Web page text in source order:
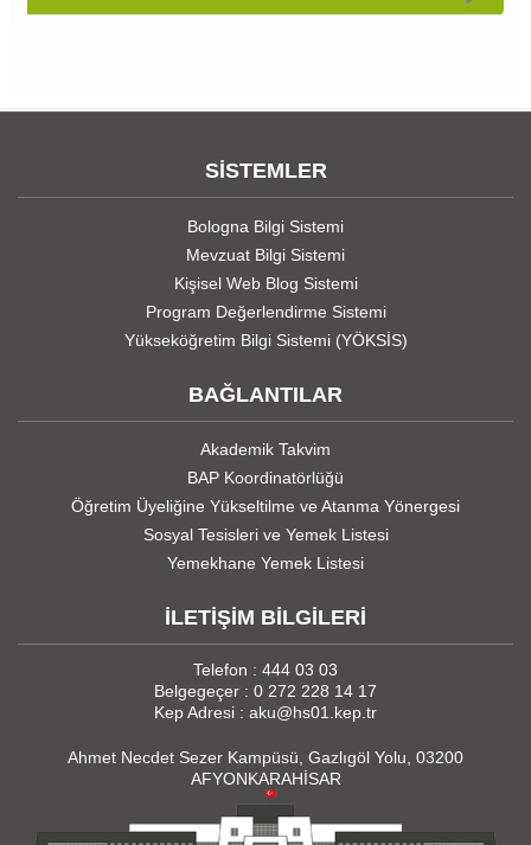
SİSTEMLER
Bologna Bilgi Sistemi
Mevzuat Bilgi Sistemi
Kişisel Web Blog Sistemi
Program Değerlendirme Sistemi
Yükseköğretim Bilgi Sistemi (YÖKSİS)
BAĞLANTILAR
Akademik Takvim
BAP Koordinatörlüğü
Öğretim Üyeliğine Yükseltilme ve Atanma Yönergesi
Sosyal Tesisleri ve Yemek Listesi
Yemekhane Yemek Listesi
İLETİŞİM BİLGİLERİ
Telefon : 444 03 03
Belgegeçer : 0 272 228 14 17
Kep Adresi : aku@hs01.kep.tr
Ahmet Necdet Sezer Kampüsü, Gazlıgöl Yolu, 03200
AFYONKARAHİSAR